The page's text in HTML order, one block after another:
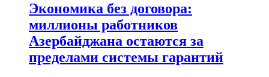
Экономика без договора:
миллионы работников
Азербайджана остаются за
пределами системы гарантий